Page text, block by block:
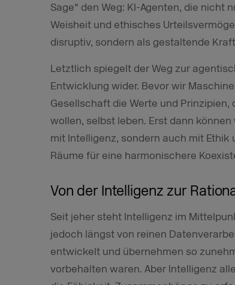
Sage“ den Weg: KI-Agenten, die nicht
Weisheit und ethisches
disruptiv, sondern als gestaltende
Letztlich spiegelt der Weg zur
Entwicklung wider. Bevor wir
Gesellschaft die Werte und
wollen, selbst leben. Erst dann
mit Intelligenz, sondern auch mit
Räume für eine harmonischere
Von der Intelligenz zur
Seit jeher steht Intelligenz im
jedoch längst von reinen
entwickelt und übernehmen so
vorbehalten waren. Aber Intelligenz